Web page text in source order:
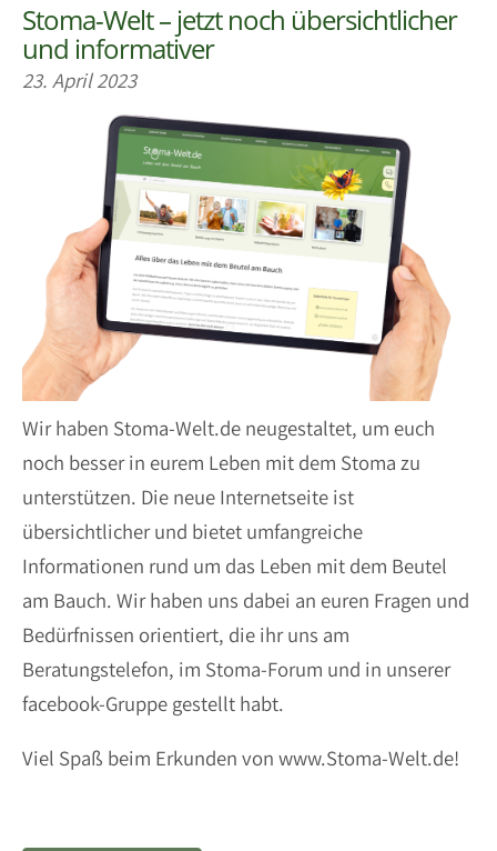
Stoma-Welt – jetzt noch übersichtlicher
und informativer
23. April 2023
Wir haben Stoma-Welt.de neugestaltet, um euch
noch besser in eurem Leben mit dem Stoma zu
unterstützen. Die neue Internetseite ist
übersichtlicher und bietet umfangreiche
Informationen rund um das Leben mit dem Beutel
am Bauch. Wir haben uns dabei an euren Fragen und
Bedürfnissen orientiert, die ihr uns am
Beratungstelefon, im Stoma-Forum und in unserer
facebook-Gruppe gestellt habt.
Viel Spaß beim Erkunden von www.Stoma-Welt.de!